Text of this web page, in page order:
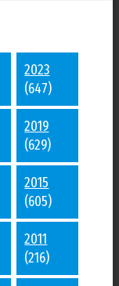
2023
(647)
2019
(629)
2015
(605)
2011
(216)